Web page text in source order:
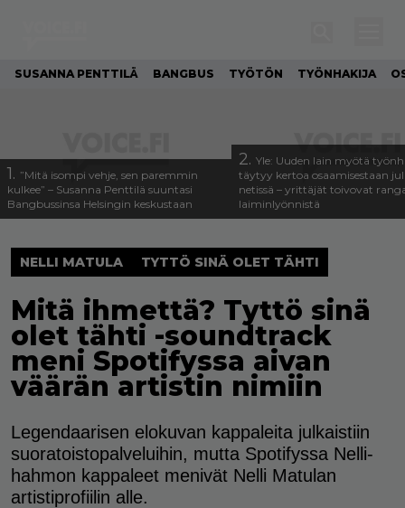
SUSANNA PENTTILÄ BANGBUS TYÖTÖN TYÖNHAKIJA
1. ”Mitä isompi vehje, sen paremmin
kulkee” – Susanna Penttilä suuntasi
Bangbussinsa Helsingin keskustaan
2. Yle: Uuden lain myötä
täytyy kertoa osaamisestaan
netissä – yrittäjät toivovat
laiminlyönnistä
NELLI MATULA TYTTÖ SINÄ OLET TÄHTI
Mitä ihmettä? Tyttö sinä
olet tähti -soundtrack
meni Spotifyssa aivan
väärän artistin nimiin
Legendaarisen elokuvan kappaleita julkaistiin
suoratoistopalveluihin, mutta Spotifyssa Nelli-
hahmon kappaleet menivät Nelli Matulan
artistiprofiilin alle.